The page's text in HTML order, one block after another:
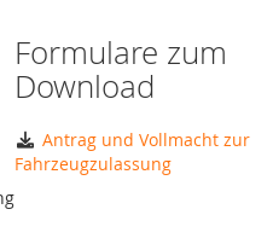
Formulare zum
Download
Antrag und Vollmacht zur
Fahrzeugzulassung